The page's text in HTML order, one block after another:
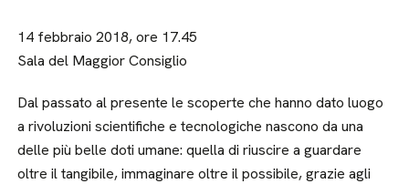
14 febbraio 2018, ore 17.45
Sala del Maggior Consiglio
Dal passato al presente le scoperte che hanno dato luogo
a rivoluzioni scientifiche e tecnologiche nascono da una
delle più belle doti umane: quella di riuscire a guardare
oltre il tangibile, immaginare oltre il possibile, grazie agli